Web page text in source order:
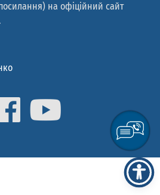
на офіційний сайт